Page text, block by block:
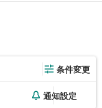
条件変更
通知設定